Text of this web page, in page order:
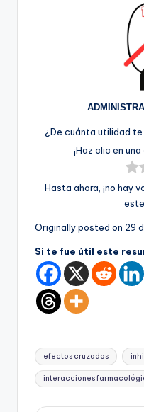
¿De cuánta utilidad
¡Haz clic en
Hasta ahora, ¡no hay
Originally posted on 29
Si te fue útil este
Etiquetas:
efectos cruzados
interacciones